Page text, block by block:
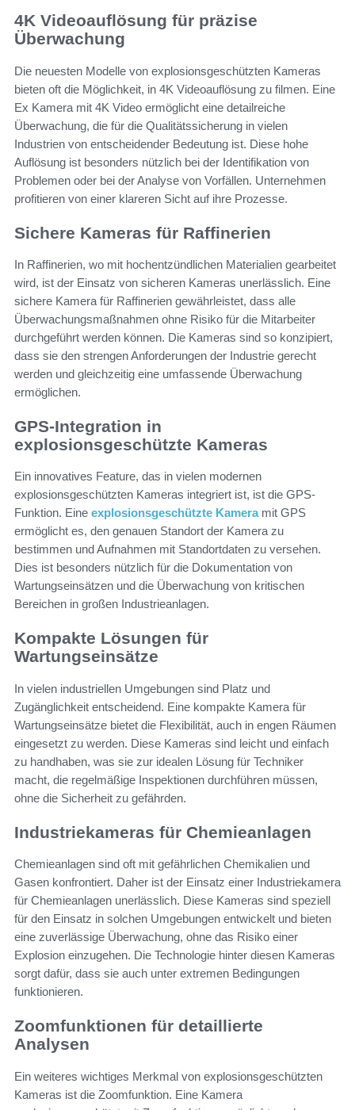
4K Videoauflösung für präzise
Überwachung
Die neuesten Modelle von explosionsgeschützten Kameras
bieten oft die Möglichkeit, in 4K Videoauflösung zu filmen. Eine
Ex Kamera mit 4K Video ermöglicht eine detailreiche
Überwachung, die für die Qualitätssicherung in vielen
Industrien von entscheidender Bedeutung ist. Diese hohe
Auflösung ist besonders nützlich bei der Identifikation von
Problemen oder bei der Analyse von Vorfällen. Unternehmen
profitieren von einer klareren Sicht auf ihre Prozesse.
Sichere Kameras für Raffinerien
In Raffinerien, wo mit hochentzündlichen Materialien gearbeitet
wird, ist der Einsatz von sicheren Kameras unerlässlich. Eine
sichere Kamera für Raffinerien gewährleistet, dass alle
Überwachungsmaßnahmen ohne Risiko für die Mitarbeiter
durchgeführt werden können. Die Kameras sind so konzipiert,
dass sie den strengen Anforderungen der Industrie gerecht
werden und gleichzeitig eine umfassende Überwachung
ermöglichen.
GPS-Integration in
explosionsgeschützte Kameras
Ein innovatives Feature, das in vielen modernen
explosionsgeschützten Kameras integriert ist, ist die GPS-
Funktion. Eine explosionsgeschützte Kameramit GPS
ermöglicht es, den genauen Standort der Kamera zu
bestimmen und Aufnahmen mit Standortdaten zu versehen.
Dies ist besonders nützlich für die Dokumentation von
Wartungseinsätzen und die Überwachung von kritischen
Bereichen in großen Industrieanlagen.
Kompakte Lösungen für
Wartungseinsätze
In vielen industriellen Umgebungen sind Platz und
Zugänglichkeit entscheidend. Eine kompakte Kamera für
Wartungseinsätze bietet die Flexibilität, auch in engen Räumen
eingesetzt zu werden. Diese Kameras sind leicht und einfach
zu handhaben, was sie zur idealen Lösung für Techniker
macht, die regelmäßige Inspektionen durchführen müssen,
ohne die Sicherheit zu gefährden.
Industriekameras für Chemieanlagen
Chemieanlagen sind oft mit gefährlichen Chemikalien und
Gasen konfrontiert. Daher ist der Einsatz einer Industriekamera
für Chemieanlagen unerlässlich. Diese Kameras sind speziell
für den Einsatz in solchen Umgebungen entwickelt und bieten
eine zuverlässige Überwachung, ohne das Risiko einer
Explosion einzugehen. Die Technologie hinter diesen Kameras
sorgt dafür, dass sie auch unter extremen Bedingungen
funktionieren.
Zoomfunktionen für detaillierte
Analysen
Ein weiteres wichtiges Merkmal von explosionsgeschützten
Kameras ist die Zoomfunktion. Eine Kamera